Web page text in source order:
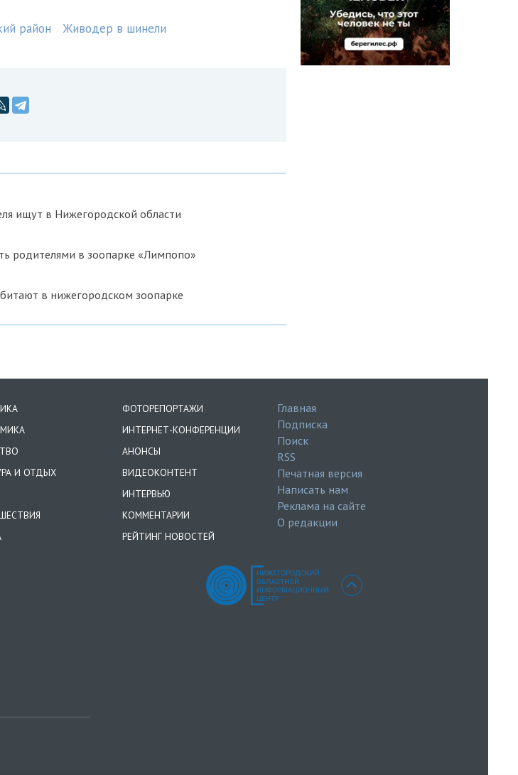
район Живодер в шинели
ищут в Нижегородской области
родителями в зоопарке «Лимпопо»
в нижегородском зоопарке
И ОТДЫХ
ФОТОРЕПОРТАЖИ
ИНТЕРНЕТ-КОНФЕРЕНЦИИ
АНОНСЫ
ВИДЕОКОНТЕНТ
ИНТЕРВЬЮ
КОММЕНТАРИИ
РЕЙТИНГ НОВОСТЕЙ
Главная
Подписка
Поиск
RSS
Печатная версия
Написать нам
Реклама на сайте
О редакции